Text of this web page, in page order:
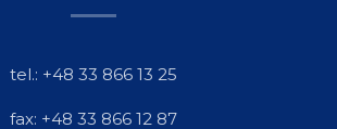
tel.: +48 33 866 13 25
fax: +48 33 866 12 87